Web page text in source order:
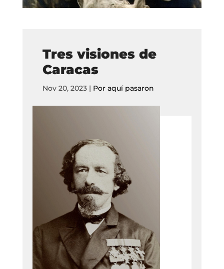
Tres visiones de
Caracas
Nov 20, 2023| Por aquí pasaron